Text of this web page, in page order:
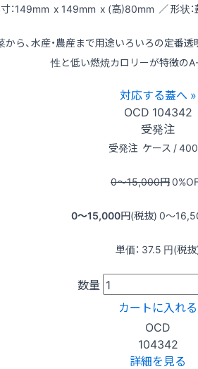
：149mm x 149mm x (高)80mm ／ 形状
から、水産・農産まで用途いろいろの定番
性と低い燃焼カロリーが特徴の
対応する蓋へ »
OCD 104342
受発注
受発注 ケース /
0〜15,000円0
0〜15,000円(税抜) 0〜
単価： 37.5 円(税
数量
カートに入れる
OCD
104342
詳細を見る